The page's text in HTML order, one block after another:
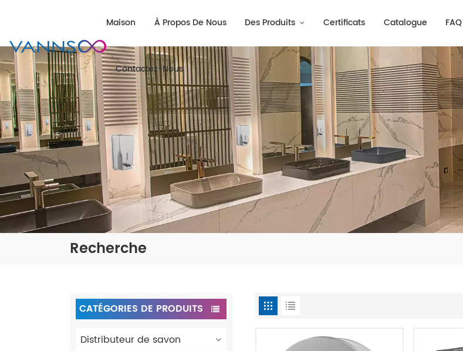
Maison À Propos De Nous Des Produits Certificats Catalogue FAQ
Contactez-Nous
Recherche
CATÉGORIES DE PRODUITS
Distributeur de savon